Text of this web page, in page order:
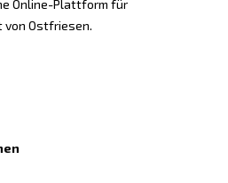
Online-Plattform für
von Ostfriesen.